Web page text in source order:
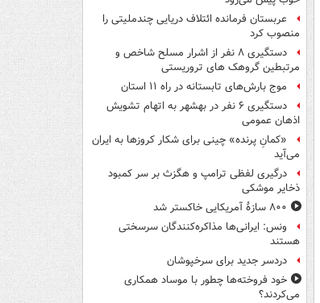
عربستان فرمانده ائتلاف دریایی چندملیتی را
منصوب کرد
دستگیری ۸ نفر از اشرار مسلح شاخص و
مرتبطین گروهک های تروریستی
موج بارش‌های تابستانه در راه ۱۱ استان
دستگیری ۶ نفر در بهشهر به اتهام تشویش
اذهان عمومی
«کمانِ پرنده» چینی برای شکار کروزها به ایران
می‌آید
درگیری لفظی ترامپ و هگزث بر سر کمبود
ذخایر موشکی
۸۰۰ سازۀ آمریکایی خاکستر شد
ونس: ایرانی‌ها مذاکره‌کنندگان سرسختی
هستند
دردسر جدید برای سرخپوشان
خود فروخته‌ها چطور با موساد همکاری
می‌کردند؟